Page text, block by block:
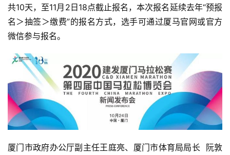
共10天，至11月2日18点截止报名，本次报名延续去年“预报
名＞抽签＞缴费”的报名方式，选手可通过厦马官网或官方
微信参与报名。
厦门市政府办公厅副主任王庭亮、厦门市体育局局长  阮敦